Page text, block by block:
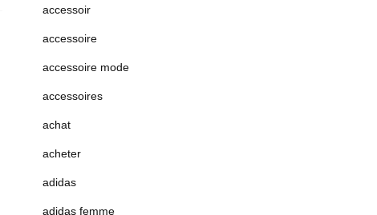
accessoir
accessoire
accessoire mode
accessoires
achat
acheter
adidas
adidas femme